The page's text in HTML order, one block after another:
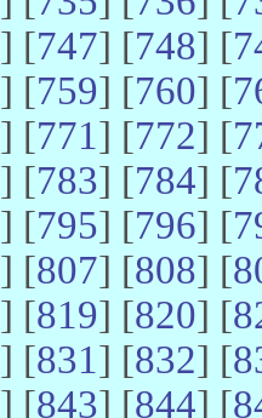
] [747] [748] [
] [759] [760] [
] [771] [772] [
] [783] [784] [
] [795] [796] [
] [807] [808] [
] [819] [820] [
] [831] [832] [
] [843] [844] [